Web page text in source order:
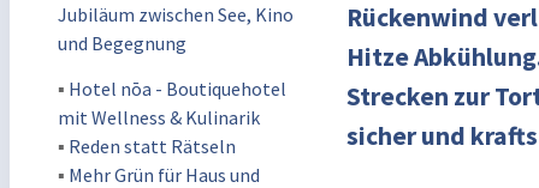
Jubiläum zwischen See, Kino
und Begegnung
▪ Hotel nōa - Boutiquehotel
mit Wellness & Kulinarik
▪ Reden statt Rätseln
▪ Mehr Grün für Haus und
Rückenwind
Hitze
Strecken zur
sicher und